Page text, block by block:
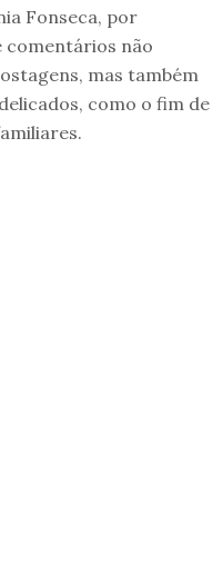
Fonseca, por
comentários não
mas também
como o fim de